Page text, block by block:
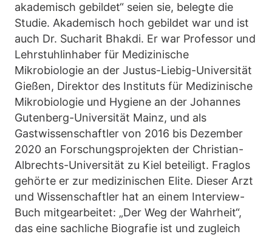
akademisch gebildet“ seien sie, belegte die
Studie. Akademisch hoch gebildet war und ist
auch Dr. Sucharit Bhakdi. Er war Professor und
Lehrstuhlinhaber für Medizinische
Mikrobiologie an der Justus-Liebig-Universität
Gießen, Direktor des Instituts für Medizinische
Mikrobiologie und Hygiene an der Johannes
Gutenberg-Universität Mainz, und als
Gastwissenschaftler von 2016 bis Dezember
2020 an Forschungsprojekten der Christian-
Albrechts-Universität zu Kiel beteiligt. Fraglos
gehörte er zur medizinischen Elite. Dieser Arzt
und Wissenschaftler hat an einem Interview-
Buch mitgearbeitet: „Der Weg der Wahrheit“,
das eine sachliche Biografie ist und zugleich